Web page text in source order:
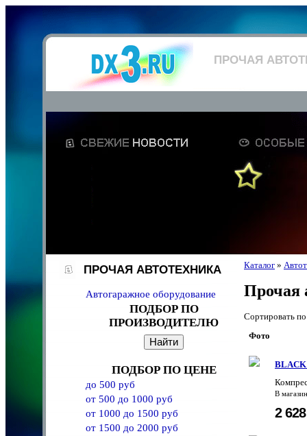
ПРОЧАЯ
ПРОЧАЯ АВТОТЕХНИКА
Автогаражное оборудование
ПОДБОР ПО
ПРОИЗВОДИТЕЛЮ
ПОДБОР ПО ЦЕНЕ
до 500 руб
от 500 до 1000 руб
от 1000 до 1500 руб
от 1500 до 2000 руб
Каталог »
Прочая
Сортировать
Фото
BLACK
В
2